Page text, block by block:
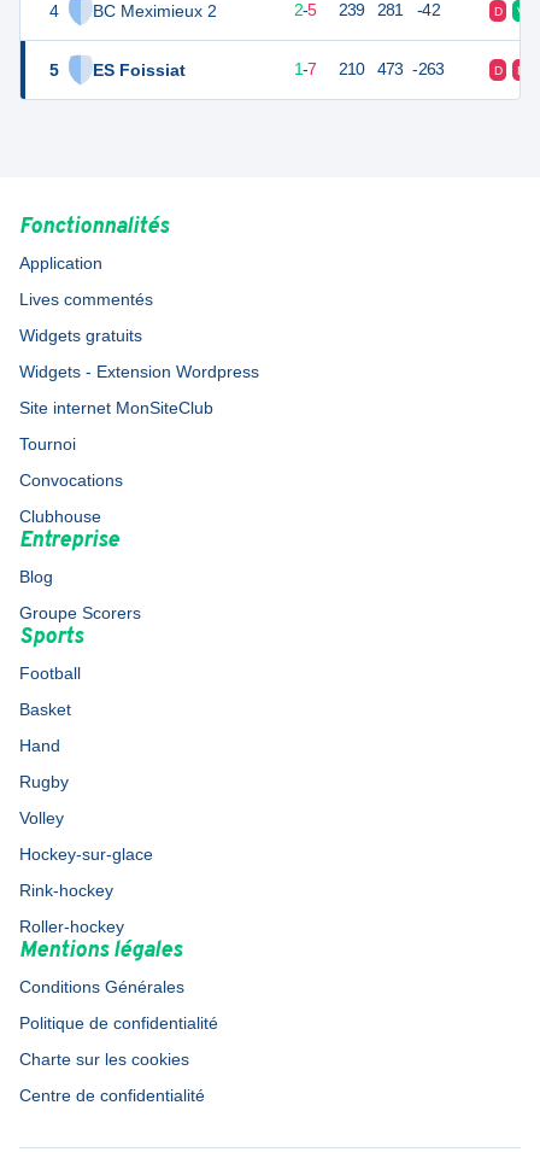
4 BC Meximieux 2
5 ES Foissiat
2-5 239 281 -42 D V
1-7 210 473 -263 D D
Fonctionnalités
Application
Lives commentés
Widgets gratuits
Widgets - Extension Wordpress
Site internet MonSiteClub
Tournoi
Convocations
Clubhouse
Entreprise
Blog
Groupe Scorers
Sports
Football
Basket
Hand
Rugby
Volley
Hockey-sur-glace
Rink-hockey
Roller-hockey
Mentions légales
Conditions Générales
Politique de confidentialité
Charte sur les cookies
Centre de confidentialité